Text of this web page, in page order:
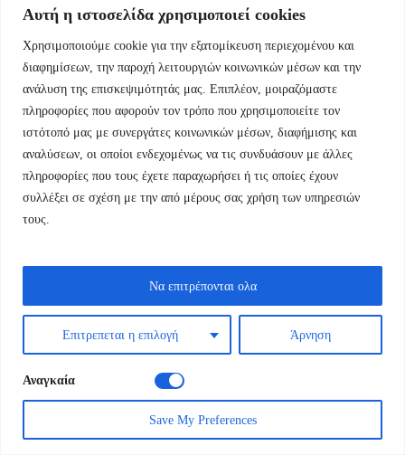
Αυτή η ιστοσελίδα χρησιμοποιεί cookies
Χρησιμοποιούμε cookie για την εξατομίκευση περιεχομένου και
διαφημίσεων, την παροχή λειτουργιών κοινωνικών μέσων και την
ανάλυση της επισκεψιμότητάς μας. Επιπλέον, μοιραζόμαστε
πληροφορίες που αφορούν τον τρόπο που χρησιμοποιείτε τον
ιστότοπό μας με συνεργάτες κοινωνικών μέσων, διαφήμισης και
αναλύσεων, οι οποίοι ενδεχομένως να τις συνδυάσουν με άλλες
πληροφορίες που τους έχετε παραχωρήσει ή τις οποίες έχουν
συλλέξει σε σχέση με την από μέρους σας χρήση των υπηρεσιών
τους.
Επιτρεπεται η επιλογή Άρνηση
Να επιτρέπονται ολα
Αναγκαία
Save My Preferences
Τοπούζη,Γιώργος Σ. Φωτιάδης,
Χάμαλη
Νουβέλες και Διηγήματα
Απ’ τους θρύλους τα βγαλμένα
14,00 € Original
price
was:
14,00 €.
12,60 €Η
τρέχουσα
τιμή
είναι: